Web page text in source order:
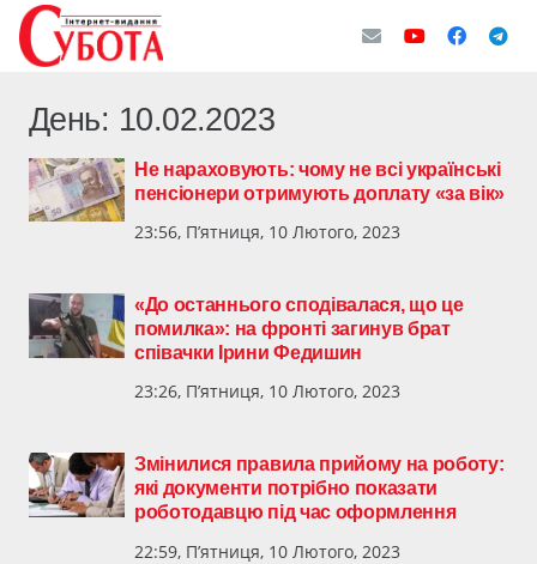
День: 10.02.2023
Не нараховують: чому не всі українські
пенсіонери отримують доплату «за вік»
23:56, П’ятниця, 10 Лютого, 2023
«До останнього сподівалася, що це
помилка»: на фронті загинув брат
співачки Ірини Федишин
23:26, П’ятниця, 10 Лютого, 2023
Змінилися правила прийому на роботу:
які документи потрібно показати
роботодавцю під час оформлення
22:59, П’ятниця, 10 Лютого, 2023